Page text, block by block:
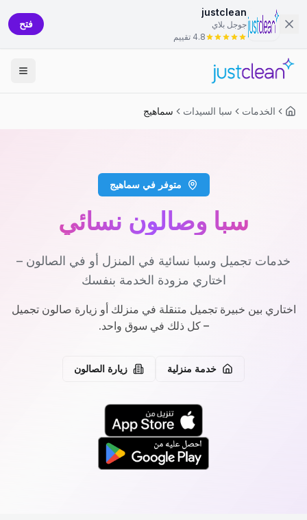
justclean
جوجل بلاي
4.8 تقييم
فتح
الخدمات سبا السيدات سماهيج
متوفر في سماهيج
سبا وصالون نسائي
خدمات تجميل وسبا نسائية في المنزل أو في الصالون –
اختاري مزودة الخدمة بنفسك
اختاري بين خبيرة تجميل متنقلة في منزلك أو زيارة صالون تجميل
– كل ذلك في سوق واحد.
خدمة منزلية زيارة الصالون